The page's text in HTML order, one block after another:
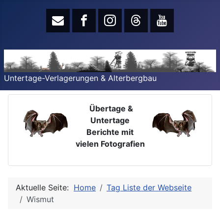
Untertage-Verlagerungen & Alterbergbau
Übertage &
Untertage
Berichte mit
vielen Fotografien
Aktuelle Seite: Home
Tag Liste der Webseite
Wismut